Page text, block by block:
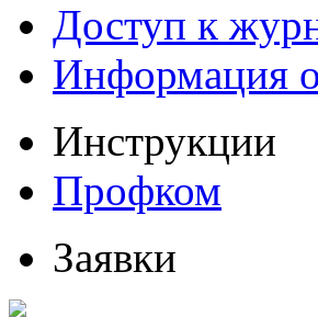
Доступ к
Информация
Инструкции
Профком
Заявки